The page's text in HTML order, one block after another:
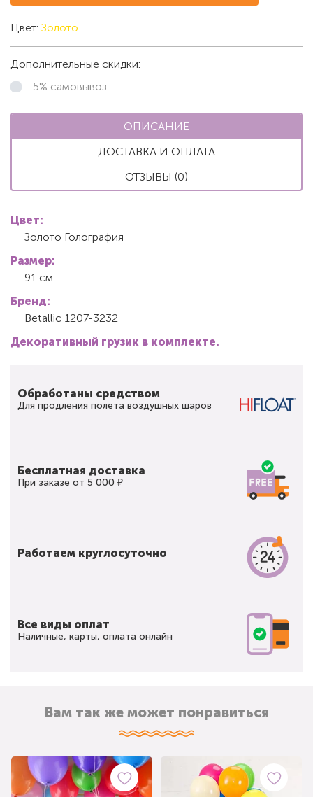
Цвет: Золото
Дополнительные скидки:
-5% самовывоз
ОПИСАНИЕ
ДОСТАВКА И ОПЛАТА
ОТЗЫВЫ (0)
Цвет:
Золото Голография
Размер:
91 см
Бренд:
Betallic 1207-3232
Декоративный грузик в комплекте.
Обработаны средством
Для продления полета воздушных шаров
Бесплатная доставка
При заказе от 5 000 ₽
Работаем круглосуточно
Все виды оплат
Наличные, карты, оплата онлайн
Вам так же может понравиться